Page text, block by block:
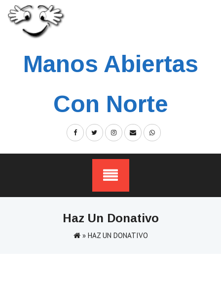
content
Manos Abiertas
Con Norte
Haz Un Donativo
» HAZ UN DONATIVO